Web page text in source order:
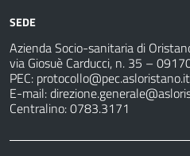
SEDE
Azienda Socio-sanitaria di
via Giosuè Carducci, n. 35 –
PEC: protocollo@pec.asloristano.it
E-mail:
Centralino: 0783.3171